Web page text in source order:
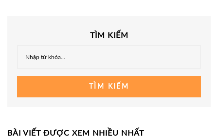
TÌM KIẾM
TÌM KIẾM
BÀI VIẾT ĐƯỢC XEM NHIỀU NHẤT